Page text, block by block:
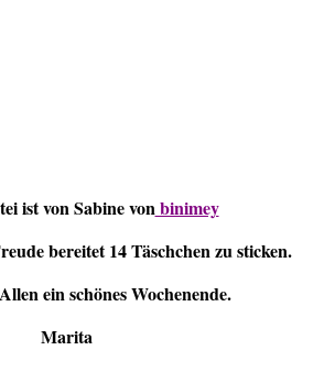
ist von Sabine vonbinimey
bereitet 14 Täschchen zu sticken.
ein schönes Wochenende.
Marita